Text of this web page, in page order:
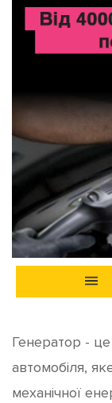
Генератор -
автомобіля,
механічної